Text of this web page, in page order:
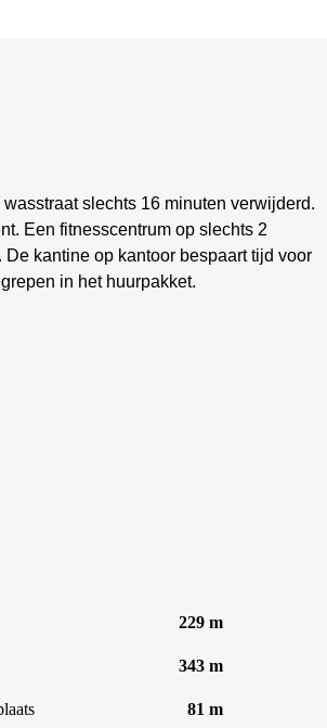
slechts 16 minuten verwijderd.
Een fitnesscentrum op slechts 2
kantine op kantoor bespaart tijd voor
in het huurpakket.
229 m
343 m
81 m